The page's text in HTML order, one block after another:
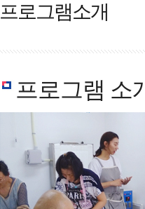
프로그램소개
프로그램 소